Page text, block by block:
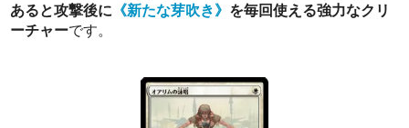
あると攻撃後に 《新たな芽吹き》 を毎回使える強力なクリ
ーチャーです。